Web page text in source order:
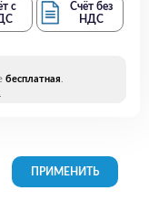
с
Счёт без
НДС
бесплатная.